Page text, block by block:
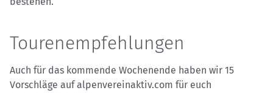
Tourenempfehlungen
Auch für das kommende Wochenende haben wir 15
Vorschläge auf alpenvereinaktiv.com für euch